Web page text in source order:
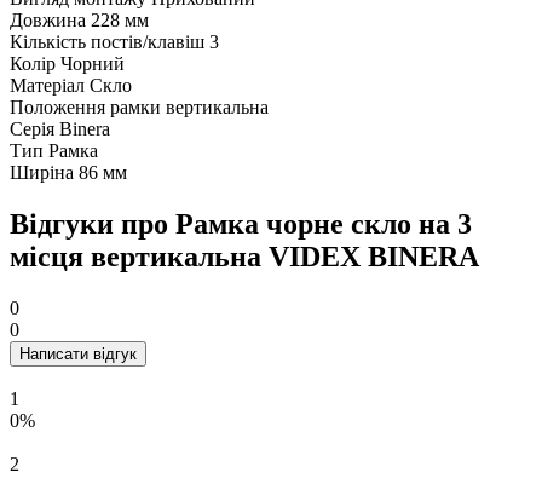
Довжина 228 мм
Кількість постів/клавіш 3
Колір Чорний
Матеріал Скло
Положення рамки вертикальна
Серія Binera
Тип Рамка
Ширіна 86 мм
Відгуки про Рамка чорне скло на 3
місця вертикальна VIDEX BINERA
0
0
Написати відгук
1
0%
2